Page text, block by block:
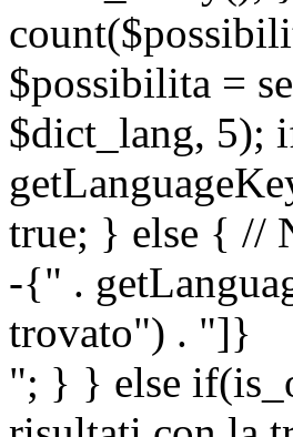
$possibilita =
$dict_lang, 5);
true; } else { //
-{" .
trovato") . "]}
"; } } else